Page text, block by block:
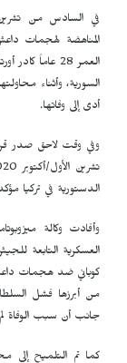
المناهضة لهجمات
العمر 28 عاماً
السورية، وأثناء
أدى إلى وفاتها.
وفي وقت لاحق صدر
الدستورية في تركيا
وأفادت وكالة
العسكرية التابعة
كوباني ضد هجمات
من أبرزها فشل
جانب أن سبب الوفاة
كما تم التلميح إلى